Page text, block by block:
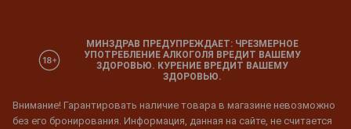
МИНЗДРАВ ПРЕДУПРЕЖДАЕТ: ЧРЕЗМЕРНОЕ
УПОТРЕБЛЕНИЕ АЛКОГОЛЯ ВРЕДИТ ВАШЕМУ
ЗДОРОВЬЮ. КУРЕНИЕ ВРЕДИТ ВАШЕМУ
ЗДОРОВЬЮ.
Внимание! Гарантировать наличие товара в магазине невозможно
без его бронирования. Информация, данная на сайте, не считается